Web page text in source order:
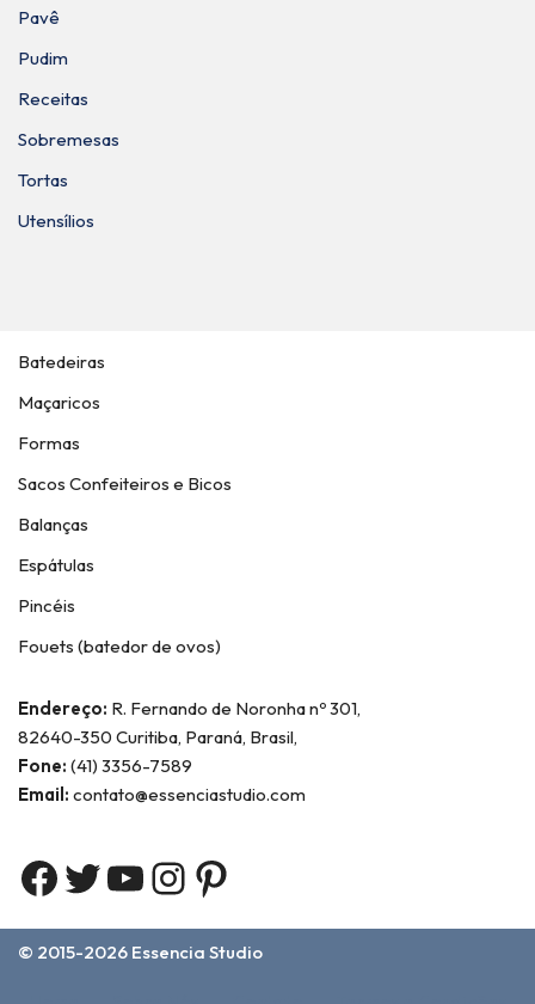
Pavê
Pudim
Receitas
Sobremesas
Tortas
Utensílios
Batedeiras
Maçaricos
Formas
Sacos Confeiteiros e Bicos
Balanças
Espátulas
Pincéis
Fouets (batedor de ovos)
Endereço: R. Fernando de Noronha nº 301,
82640-350 Curitiba, Paraná, Brasil,
Fone: (41) 3356-7589
Email: contato@essenciastudio.com
© 2015-2026 Essencia Studio